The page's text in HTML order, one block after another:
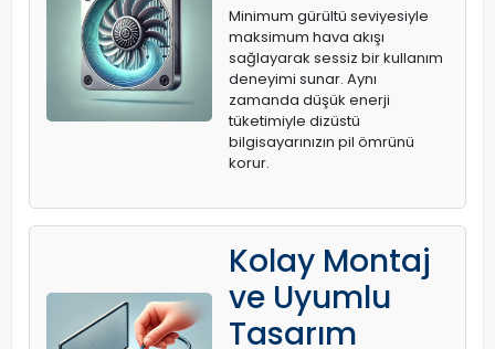
Minimum gürültü seviyesiyle
maksimum hava akışı
sağlayarak sessiz bir kullanım
deneyimi sunar. Aynı
zamanda düşük enerji
tüketimiyle dizüstü
bilgisayarınızın pil ömrünü
korur.
Kolay Montaj
ve Uyumlu
Tasarım